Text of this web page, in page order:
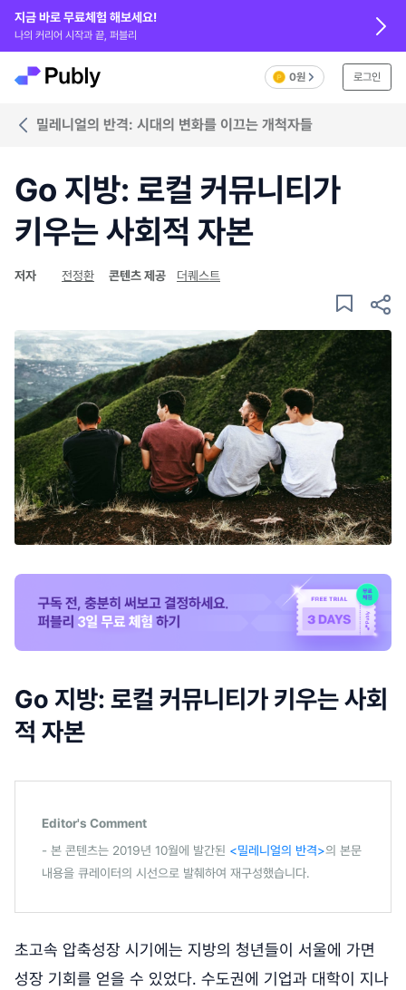
지금 바로 무료체험 해보세요!
나의 커리어 시작과 끝, 퍼블리
0원 로그인
밀레니얼의 반격: 시대의 변화를 이끄는 개척자들
Go 지방: 로컬 커뮤니티가
키우는 사회적 자본
저자 전정환 콘텐츠 제공 더퀘스트
Go 지방: 로컬 커뮤니티가 키우는 사회
적 자본
Editor's Comment
- 본 콘텐츠는 2019년 10월에 발간된 <밀레니얼의 반격>의 본문
내용을 큐레이터의 시선으로 발췌하여 재구성했습니다.
초고속 압축성장 시기에는 지방의 청년들이 서울에 가면
성장 기회를 얻을 수 있었다. 수도권에 기업과 대학이 지나